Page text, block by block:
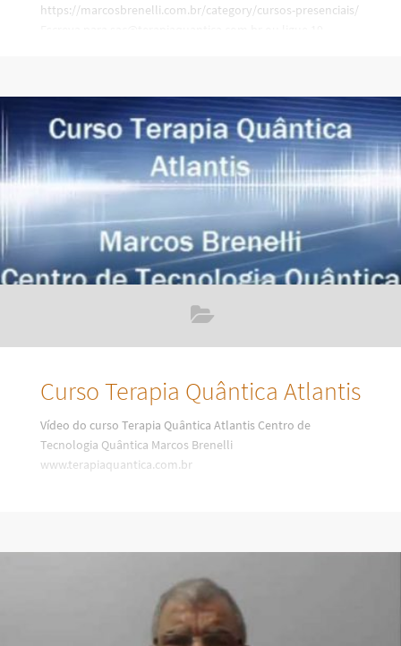
https://marcosbrenelli.com.br/category/cursos-presenciais/
Curso Terapia Quântica Atlantis
Vídeo do curso Terapia Quântica Atlantis Centro de
Tecnologia Quântica Marcos Brenelli
www.terapiaquantica.com.br